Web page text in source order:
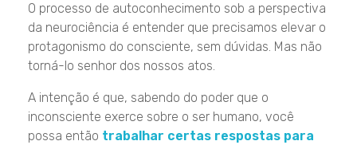
O processo de autoconhecimento sob a perspectiva
da neurociência é entender que precisamos elevar o
protagonismo do consciente, sem dúvidas. Mas não
torná-lo senhor dos nossos atos.
A intenção é que, sabendo do poder que o
inconsciente exerce sobre o ser humano, você
possa então trabalhar certas respostas para